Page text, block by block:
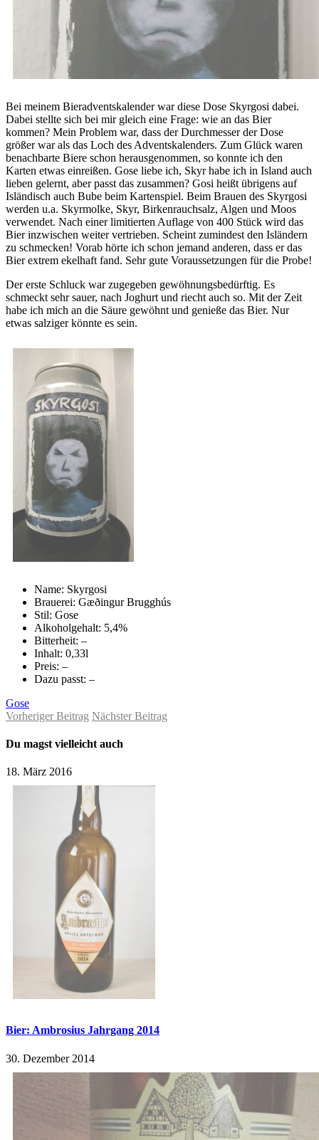
Bei meinem Bieradventskalender war diese Dose Skyrgosi dabei.
Dabei stellte sich bei mir gleich eine Frage: wie an das Bier
kommen? Mein Problem war, dass der Durchmesser der Dose
größer war als das Loch des Adventskalenders. Zum Glück waren
benachbarte Biere schon herausgenommen, so konnte ich den
Karten etwas einreißen. Gose liebe ich, Skyr habe ich in Island auch
lieben gelernt, aber passt das zusammen? Gosi heißt übrigens auf
Isländisch auch Bube beim Kartenspiel. Beim Brauen des Skyrgosi
werden u.a. Skyrmolke, Skyr, Birkenrauchsalz, Algen und Moos
verwendet. Nach einer limitierten Auflage von 400 Stück wird das
Bier inzwischen weiter vertrieben. Scheint zumindest den Isländern
zu schmecken! Vorab hörte ich schon jemand anderen, dass er das
Bier extrem ekelhaft fand. Sehr gute Voraussetzungen für die Probe!
Der erste Schluck war zugegeben gewöhnungsbedürftig. Es
schmeckt sehr sauer, nach Joghurt und riecht auch so. Mit der Zeit
habe ich mich an die Säure gewöhnt und genieße das Bier. Nur
etwas salziger könnte es sein.
Name: Skyrgosi
Brauerei: Gæðingur Brugghús
Stil: Gose
Alkoholgehalt: 5,4%
Bitterheit: –
Inhalt: 0,33l
Preis: –
Dazu passt: –
Gose
Vorheriger Beitrag Nächster Beitrag
Du magst vielleicht auch
18. März 2016
Bier: Ambrosius Jahrgang 2014
30. Dezember 2014